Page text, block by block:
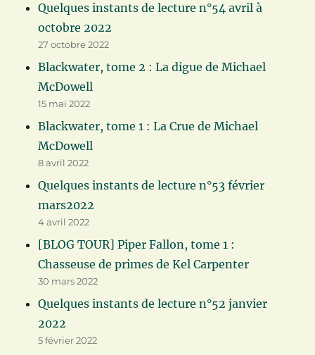
Quelques instants de lecture n°54 avril à
octobre 2022
27 octobre 2022
Blackwater, tome 2 : La digue de Michael
McDowell
15 mai 2022
Blackwater, tome 1 : La Crue de Michael
McDowell
8 avril 2022
Quelques instants de lecture n°53 février
mars2022
4 avril 2022
[BLOG TOUR] Piper Fallon, tome 1 :
Chasseuse de primes de Kel Carpenter
30 mars 2022
Quelques instants de lecture n°52 janvier
2022
5 février 2022